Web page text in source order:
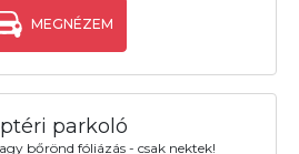
MEGNÉZEM
parkoló
bőrönd fóliázás - csak nektek!